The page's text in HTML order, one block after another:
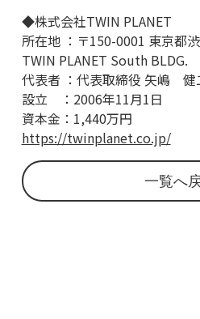
◆株式会社TWIN PLANET
所在地 ：〒150-0001 東京都
TWIN PLANET South BLDG.
代表者 ：代表取締役 矢嶋 健
設立 ：2006年11月1日
資本金：1,440万円
https://twinplanet.co.jp/
一覧へ